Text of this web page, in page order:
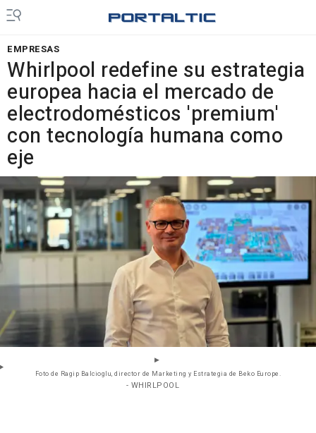
EMPRESAS
Whirlpool redefine su estrategia
europea hacia el mercado de
electrodomésticos 'premium'
con tecnología humana como
eje
Foto de Ragip Balcioglu, director de Marketing y Estrategia de Beko Europe.
- WHIRLPOOL